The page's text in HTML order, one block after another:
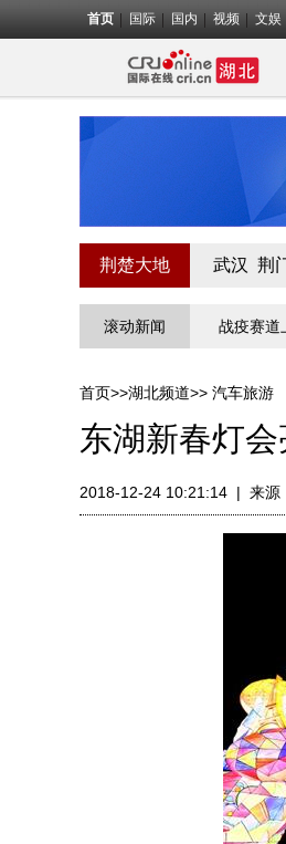
首页 国际 国内 视频 文娱
荆楚大地 武汉 荆
滚动新闻
一关的“疫”线守门员 战疫赛道上
首页>>湖北频道>> 汽车旅游
东湖新春灯会
2018-12-24 10:21:14 | 来源